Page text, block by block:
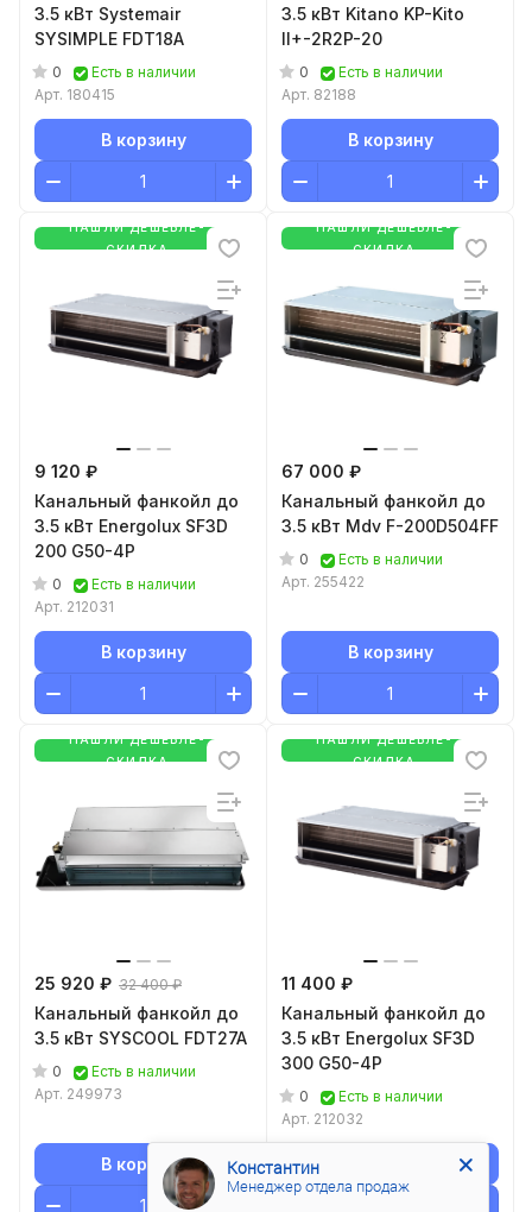
3.5 кВт Systemair
SYSIMPLE FDT18A
0
Есть в наличии
Арт. 180415
В корзину
3.5 кВт Kitano KP-Kito
II+-2R2P-20
0
Есть в наличии
Арт. 82188
В корзину
НАШЛИ ДЕШЕВЛЕ-
СКИДКА
9 120 ₽
Канальный фанкойл до
3.5 кВт Energolux SF3D
200 G50-4P
0
Есть в наличии
Арт. 212031
В корзину
НАШЛИ ДЕШЕВЛЕ-
СКИДКА
67 000 ₽
Канальный фанкойл до
3.5 кВт Mdv F-200D504FF
0
Есть в наличии
Арт. 255422
В корзину
НАШЛИ ДЕШЕВЛЕ-
СКИДКА
25 920 ₽ 32 400 ₽
Канальный фанкойл до
3.5 кВт SYSCOOL FDT27A
0
Есть в наличии
Арт. 249973
В корзину
НАШЛИ ДЕШЕВЛЕ-
СКИДКА
11 400 ₽
Канальный фанкойл до
3.5 кВт Energolux SF3D
300 G50-4P
0
Есть в наличии
Арт. 212032
Константин
Менеджер отдела продаж